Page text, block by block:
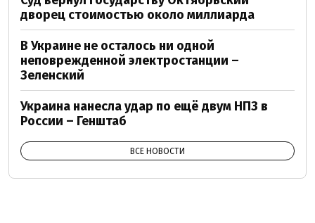
дворец стоимостью около миллиарда
В Украине не осталось ни одной
неповрежденной электростанции –
Зеленский
Украина нанесла удар по ещё двум НПЗ в
России – Генштаб
ВСЕ НОВОСТИ